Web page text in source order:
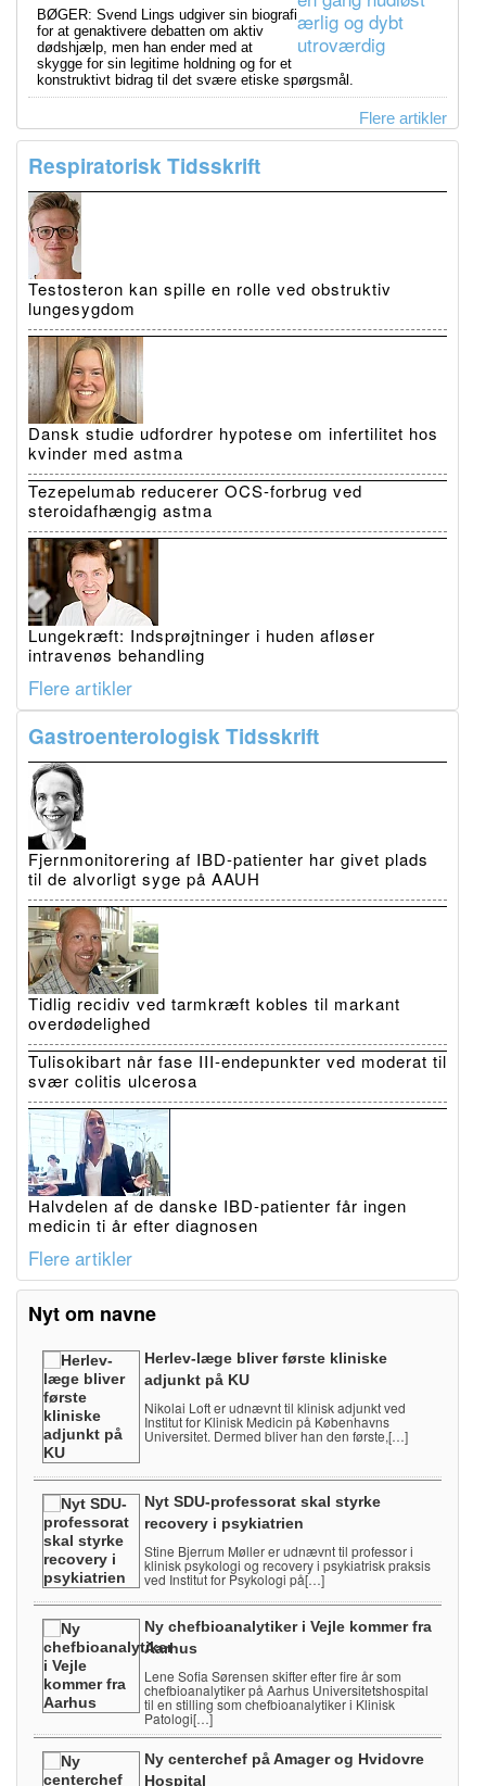
BØGER: Svend Lings udgiver sin biografi
for at genaktivere debatten om aktiv
dødshjælp, men han ender med at
skygge for sin legitime holdning og for et
konstruktivt bidrag til det svære etiske spørgsmål.
Flere artikler
Respiratorisk Tidsskrift
Testosteron kan spille en rolle ved obstruktiv
lungesygdom
Dansk studie udfordrer hypotese om infertilitet hos
kvinder med astma
Tezepelumab reducerer OCS-forbrug ved
steroidafhængig astma
Lungekræft: Indsprøjtninger i huden afløser
intravenøs behandling
Flere artikler
Gastroenterologisk Tidsskrift
Fjernmonitorering af IBD-patienter har givet plads
til de alvorligt syge på AAUH
Tidlig recidiv ved tarmkræft kobles til markant
overdødelighed
Tulisokibart når fase III-endepunkter ved moderat til
svær colitis ulcerosa
Halvdelen af de danske IBD-patienter får ingen
medicin ti år efter diagnosen
Flere artikler
Nyt om navne
Herlev-læge bliver første kliniske
adjunkt på KU
Nikolai Loft er udnævnt til klinisk adjunkt ved
Institut for Klinisk Medicin på Københavns
Universitet. Dermed bliver han den første,[…]
Nyt SDU-professorat skal styrke
recovery i psykiatrien
Stine Bjerrum Møller er udnævnt til professor i
klinisk psykologi og recovery i psykiatrisk praksis
ved Institut for Psykologi på[…]
Ny chefbioanalytiker i Vejle kommer fra
Aarhus
Lene Sofia Sørensen skifter efter fire år som
chefbioanalytiker på Aarhus Universitetshospital
til en stilling som chefbioanalytiker i Klinisk
Patologi[…]
Ny centerchef på Amager og Hvidovre
Hospital